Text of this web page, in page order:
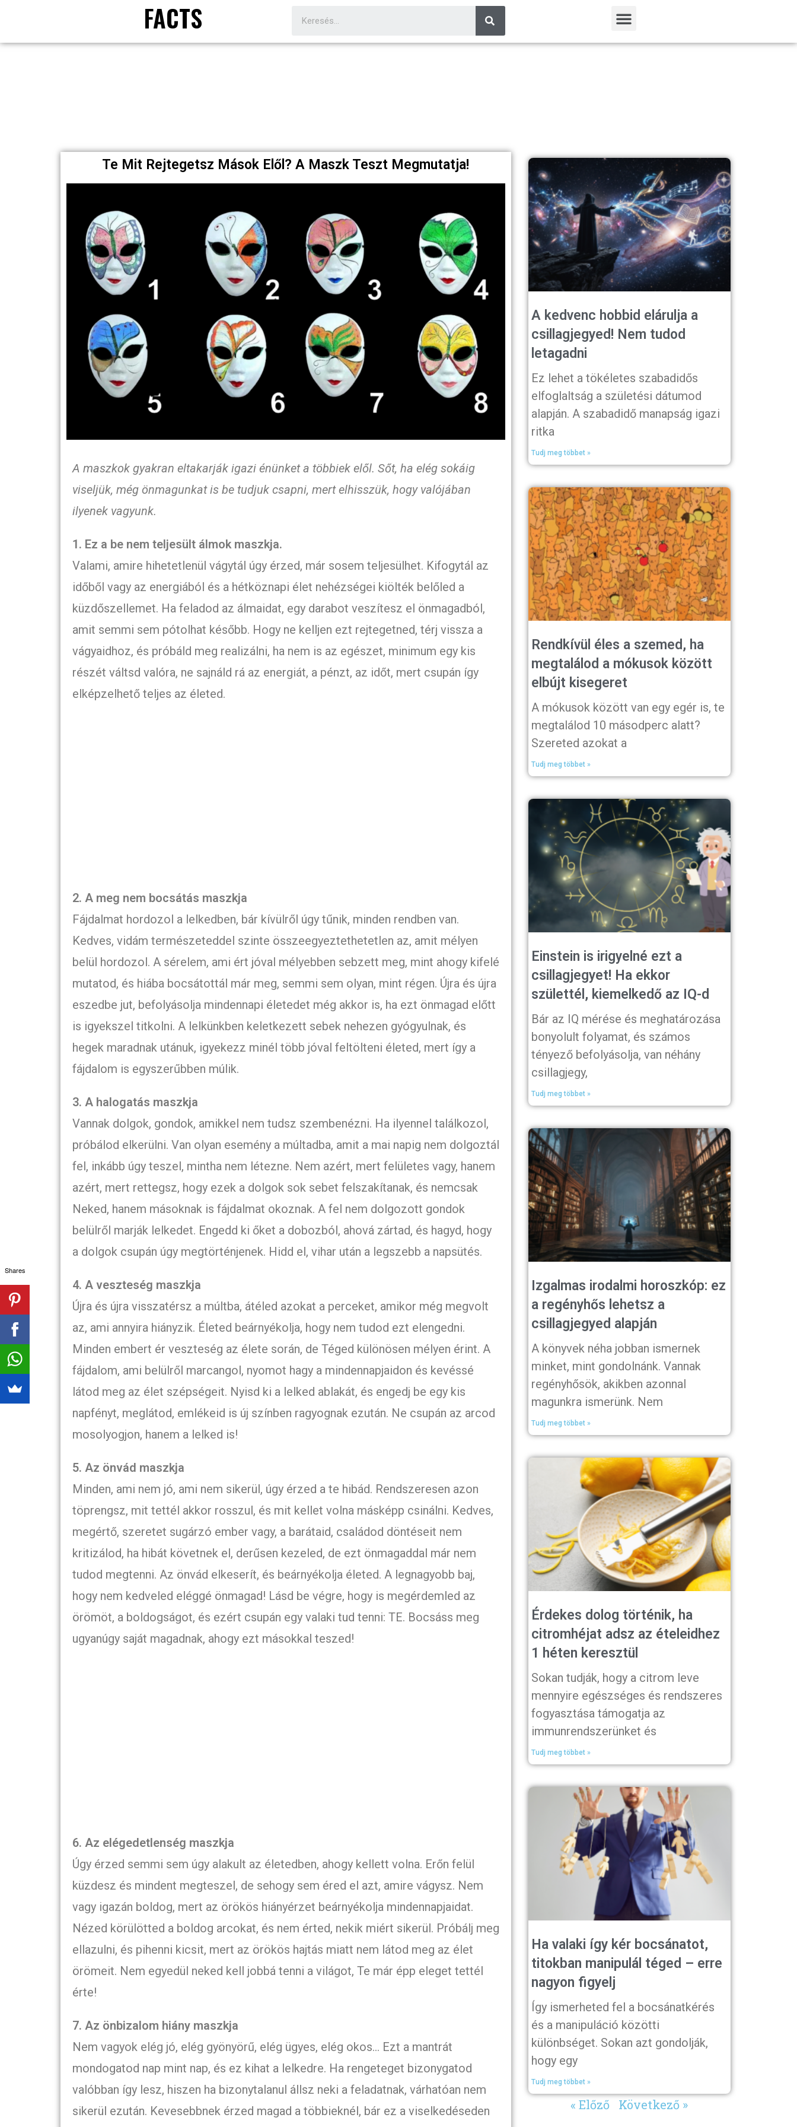
FACTS
Te Mit Rejtegetsz Mások Elől? A Maszk Teszt Megmutatja!
A maszkok gyakran eltakarják igazi énünket a többiek elől. Sőt, ha elég sokáig
viseljük, még önmagunkat is be tudjuk csapni, mert elhisszük, hogy valójában
ilyenek vagyunk.
1. Ez a be nem teljesült álmok maszkja.
Valami, amire hihetetlenül vágytál úgy érzed, már sosem teljesülhet. Kifogytál az
időből vagy az energiából és a hétköznapi élet nehézségei kiölték belőled a
küzdőszellemet. Ha feladod az álmaidat, egy darabot veszítesz el önmagadból,
amit semmi sem pótolhat később. Hogy ne kelljen ezt rejtegetned, térj vissza a
vágyaidhoz, és próbáld meg realizálni, ha nem is az egészet, minimum egy kis
részét váltsd valóra, ne sajnáld rá az energiát, a pénzt, az időt, mert csupán így
elképzelhető teljes az életed.
2. A meg nem bocsátás maszkja
Fájdalmat hordozol a lelkedben, bár kívülről úgy tűnik, minden rendben van.
Kedves, vidám természeteddel szinte összeegyeztethetetlen az, amit mélyen
belül hordozol. A sérelem, ami ért jóval mélyebben sebzett meg, mint ahogy kifelé
mutatod, és hiába bocsátottál már meg, semmi sem olyan, mint régen. Újra és újra
eszedbe jut, befolyásolja mindennapi életedet még akkor is, ha ezt önmagad előtt
is igyekszel titkolni. A lelkünkben keletkezett sebek nehezen gyógyulnak, és
hegek maradnak utánuk, igyekezz minél több jóval feltölteni életed, mert így a
fájdalom is egyszerűbben múlik.
3. A halogatás maszkja
Vannak dolgok, gondok, amikkel nem tudsz szembenézni. Ha ilyennel találkozol,
próbálod elkerülni. Van olyan esemény a múltadba, amit a mai napig nem dolgoztál
fel, inkább úgy teszel, mintha nem létezne. Nem azért, mert felületes vagy, hanem
azért, mert rettegsz, hogy ezek a dolgok sok sebet felszakítanak, és nemcsak
Neked, hanem másoknak is fájdalmat okoznak. A fel nem dolgozott gondok
belülről marják lelkedet. Engedd ki őket a dobozból, ahová zártad, és hagyd, hogy
a dolgok csupán úgy megtörténjenek. Hidd el, vihar után a legszebb a napsütés.
4. A veszteség maszkja
Újra és újra visszatérsz a múltba, átéled azokat a perceket, amikor még megvolt
az, ami annyira hiányzik. Életed beárnyékolja, hogy nem tudod ezt elengedni.
Minden embert ér veszteség az élete során, de Téged különösen mélyen érint. A
fájdalom, ami belülről marcangol, nyomot hagy a mindennapjaidon és kevéssé
látod meg az élet szépségeit. Nyisd ki a lelked ablakát, és engedj be egy kis
napfényt, meglátod, emlékeid is új színben ragyognak ezután. Ne csupán az arcod
mosolyogjon, hanem a lelked is!
5. Az önvád maszkja
Minden, ami nem jó, ami nem sikerül, úgy érzed a te hibád. Rendszeresen azon
töprengsz, mit tettél akkor rosszul, és mit kellet volna másképp csinálni. Kedves,
megértő, szeretet sugárzó ember vagy, a barátaid, családod döntéseit nem
kritizálod, ha hibát követnek el, derűsen kezeled, de ezt önmagaddal már nem
tudod megtenni. Az önvád elkeserít, és beárnyékolja életed. A legnagyobb baj,
hogy nem kedveled eléggé önmagad! Lásd be végre, hogy is megérdemled az
örömöt, a boldogságot, és ezért csupán egy valaki tud tenni: TE. Bocsáss meg
ugyanúgy saját magadnak, ahogy ezt másokkal teszed!
6. Az elégedetlenség maszkja
Úgy érzed semmi sem úgy alakult az életedben, ahogy kellett volna. Erőn felül
küzdesz és mindent megteszel, de sehogy sem éred el azt, amire vágysz. Nem
vagy igazán boldog, mert az örökös hiányérzet beárnyékolja mindennapjaidat.
Nézed körülötted a boldog arcokat, és nem érted, nekik miért sikerül. Próbálj meg
ellazulni, és pihenni kicsit, mert az örökös hajtás miatt nem látod meg az élet
örömeit. Nem egyedül neked kell jobbá tenni a világot, Te már épp eleget tettél
érte!
7. Az önbizalom hiány maszkja
Nem vagyok elég jó, elég gyönyörű, elég ügyes, elég okos… Ezt a mantrát
mondogatod nap mint nap, és ez kihat a lelkedre. Ha rengeteget bizonygatod
valóbban így lesz, hiszen ha bizonytalanul állsz neki a feladatnak, várhatóan nem
sikerül ezután. Kevesebbnek érzed magad a többieknél, bár ez a viselkedéseden
A kedvenc hobbid elárulja a
csillagjegyed! Nem tudod
letagadni
Ez lehet a tökéletes szabadidős
elfoglaltság a születési dátumod
alapján. A szabadidő manapság igazi
ritka
Tudj meg többet »
Rendkívül éles a szemed, ha
megtalálod a mókusok között
elbújt kisegeret
A mókusok között van egy egér is, te
megtalálod 10 másodperc alatt?
Szereted azokat a
Tudj meg többet »
Einstein is irigyelné ezt a
csillagjegyet! Ha ekkor
születtél, kiemelkedő az IQ-d
Bár az IQ mérése és meghatározása
bonyolult folyamat, és számos
tényező befolyásolja, van néhány
csillagjegy,
Tudj meg többet »
Izgalmas irodalmi horoszkóp: ez
a regényhős lehetsz a
csillagjegyed alapján
A könyvek néha jobban ismernek
minket, mint gondolnánk. Vannak
regényhősök, akikben azonnal
magunkra ismerünk. Nem
Tudj meg többet »
Érdekes dolog történik, ha
citromhéjat adsz az ételeidhez
1 héten keresztül
Sokan tudják, hogy a citrom leve
mennyire egészséges és rendszeres
fogyasztása támogatja az
immunrendszerünket és
Tudj meg többet »
Ha valaki így kér bocsánatot,
titokban manipulál téged – erre
nagyon figyelj
Így ismerheted fel a bocsánatkérés
és a manipuláció közötti
különbséget. Sokan azt gondolják,
hogy egy
Tudj meg többet »
« Előző Következő »
Shares